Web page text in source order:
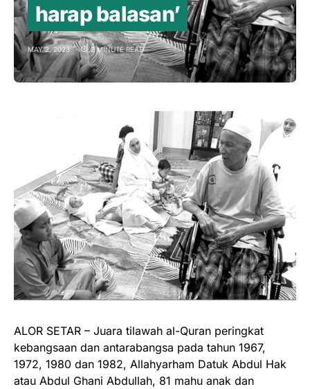
harap balasan’
MAY 2, 2023 2 MINUTE READ
ALOR SETAR – Juara tilawah al-Quran peringkat
kebangsaan dan antarabangsa pada tahun 1967,
1972, 1980 dan 1982, Allahyarham Datuk Abdul Hak
atau Abdul Ghani Abdullah, 81 mahu anak dan